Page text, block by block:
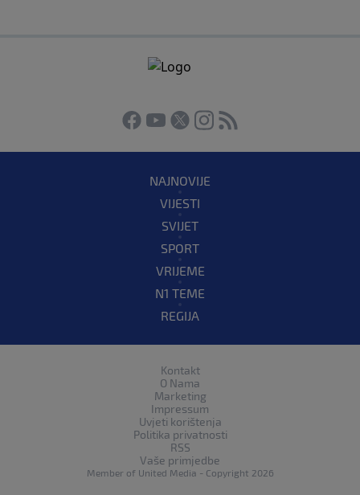
NAJNOVIJE
VIJESTI
SVIJET
SPORT
VRIJEME
N1 TEME
REGIJA
Kontakt
O Nama
Marketing
Impressum
Uvjeti korištenja
Politika privatnosti
RSS
Vaše primjedbe
Member of United Media - Copyright 2026